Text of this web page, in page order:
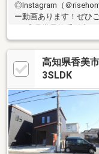
◎Instagram（＠
ー動画あります！ぜひ
坪・ガレージ付き【周
（約4000ｍ）・香美
高知県香美
3SLDK